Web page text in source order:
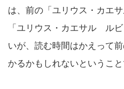
は、前の「ユリウス・カエ
「ユリウス・カエサル ル
いが、読む時間はかえって
かるかもしれないということ